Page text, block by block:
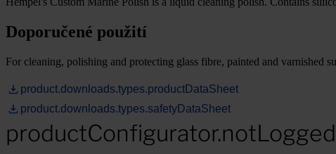
Doporučené použití
For cleaning, polishing and protecting glass fibre, painted and varnished
product.downloads.types.productDataSheet
product.downloads.types.safetyDataSheet